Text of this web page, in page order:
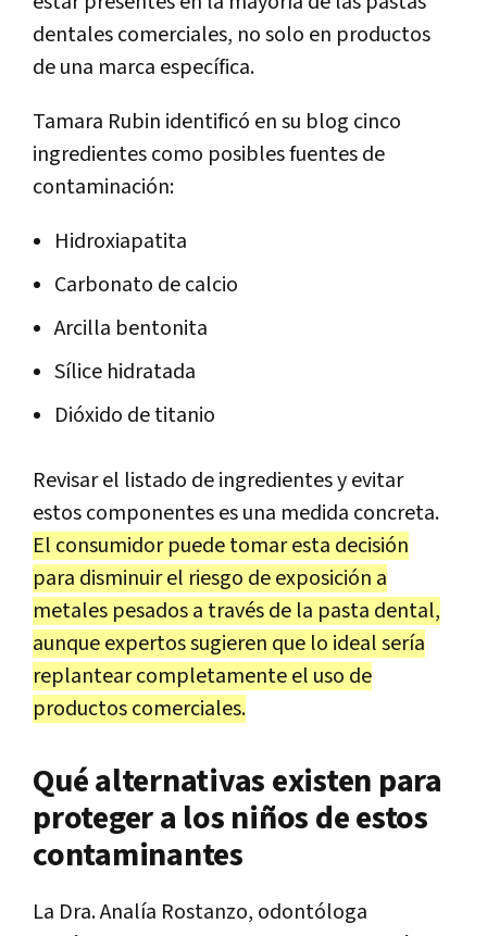
dentales comerciales, no solo en productos
de una marca específica.
Tamara Rubin identificó en su blog cinco
ingredientes como posibles fuentes de
contaminación:
Hidroxiapatita
Carbonato de calcio
Arcilla bentonita
Sílice hidratada
Dióxido de titanio
Revisar el listado de ingredientes y evitar
estos componentes es una medida concreta.
El consumidor puede tomar esta decisión
para disminuir el riesgo de exposición a
metales pesados a través de la pasta dental,
aunque expertos sugieren que lo ideal sería
replantear completamente el uso de
productos comerciales.
Qué alternativas existen para
proteger a los niños de estos
contaminantes
La Dra. Analía Rostanzo, odontóloga